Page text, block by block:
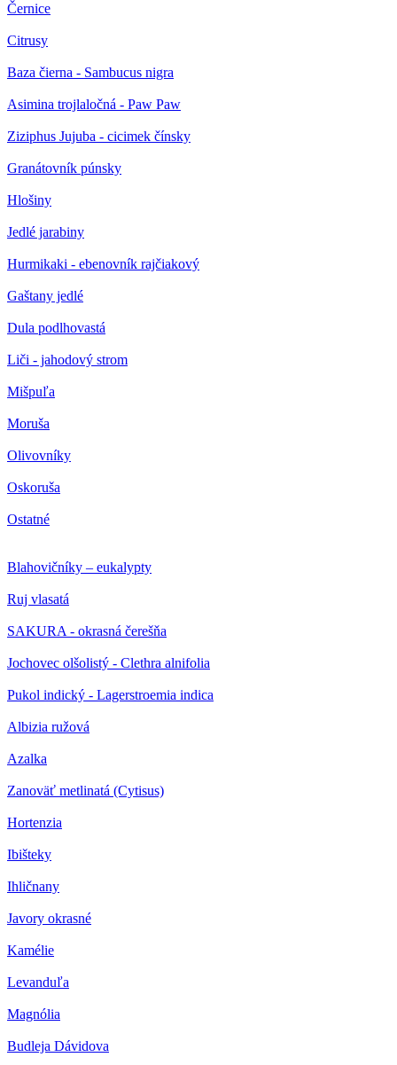
Černice
Citrusy
Baza čierna - Sambucus nigra
Asimina trojlaločná - Paw Paw
Ziziphus Jujuba - cicimek čínsky
Granátovník púnsky
Hlošiny
Jedlé jarabiny
Hurmikaki - ebenovník rajčiakový
Gaštany jedlé
Dula podlhovastá
Liči - jahodový strom
Mišpuľa
Moruša
Olivovníky
Oskoruša
Ostatné
Blahovičníky – eukalypty
Ruj vlasatá
SAKURA - okrasná čerešňa
Jochovec olšolistý - Clethra alnifolia
Pukol indický - Lagerstroemia indica
Albizia ružová
Azalka
Zanoväť metlinatá (Cytisus)
Hortenzia
Ibišteky
Ihličnany
Javory okrasné
Kamélie
Levanduľa
Magnólia
Budleja Dávidova